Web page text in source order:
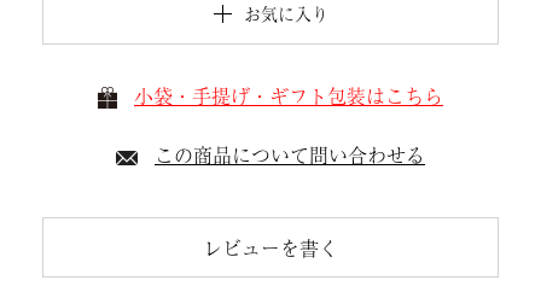
お気に入り
小袋・手提げ・ギフト包装はこちら
この商品について問い合わせる
レビューを書く